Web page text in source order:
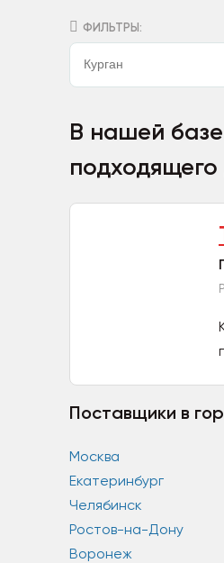
ФИЛЬТРЫ:
В нашей базе
Поставщики в
Москва
Екатеринбург
Челябинск
Ростов-на-Дону
Воронеж